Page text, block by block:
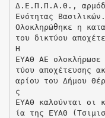
Δ.Ε.Π.Π.Α.Θ.,
Ενότητας Βασιλικών.
Ολοκληρώθηκε η
του δικτύου
Η
ΕΥΑΘ ΑΕ
τύου αποχέτευσης
αρίου του Δήμου
ς
ΕΥΑΘ καλούνται οι
ία της ΕΥΑΘ